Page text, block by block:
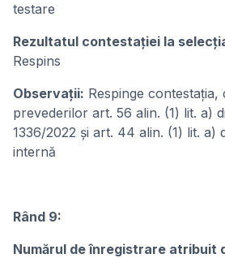
testare
Rezultatul contestației la
Respins
Observații: Respinge
prevederilor art. 56 alin. (1) lit. a)
1336/2022 și art. 44 alin. (1) lit. a)
internă
Rând 9:
Numărul de înregistrare atribuit